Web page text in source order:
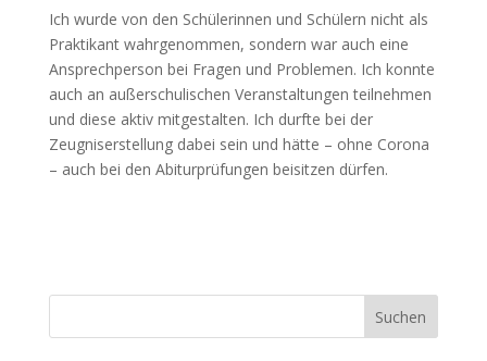
Ich wurde von den Schülerinnen und Schülern nicht als
Praktikant wahrgenommen, sondern war auch eine
Ansprechperson bei Fragen und Problemen. Ich konnte
auch an außerschulischen Veranstaltungen teilnehmen
und diese aktiv mitgestalten. Ich durfte bei der
Zeugniserstellung dabei sein und hätte – ohne Corona
– auch bei den Abiturprüfungen beisitzen dürfen.
Suchen